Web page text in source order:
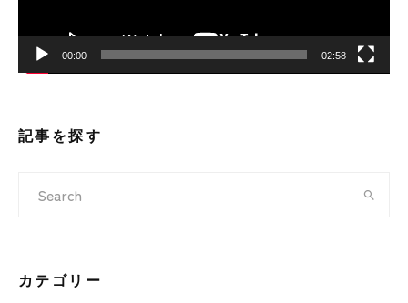
00:00 02:58
記事を探す
カテゴリー